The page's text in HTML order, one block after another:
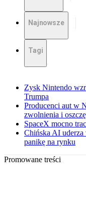
Najnowsze
Tagi
Zysk Nintendo
Trumpa
Producenci aut w
zwolnienia i
SpaceX mocno
Chińska AI
panikę na rynku
Promowane treści